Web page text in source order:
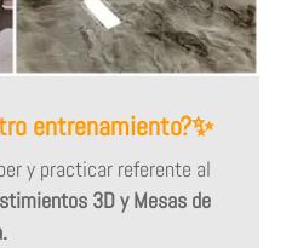
entrenamiento?✨
y practicar referente al
3D y Mesas de